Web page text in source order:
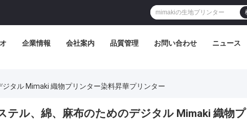
企業情報 会社案内 品質管理 お問い合わせ ニュース
タル Mimaki 織物プリンター染料昇華プリンター
テル、綿、麻布のためのデジタル Mimaki 織物